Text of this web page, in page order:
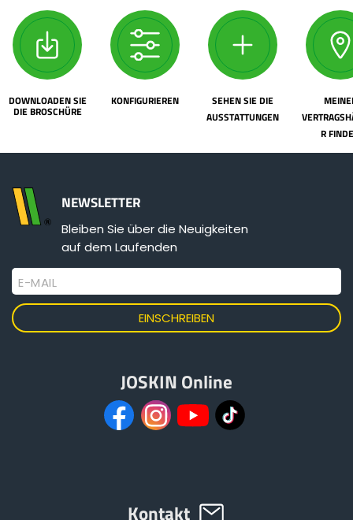
DOWNLOADEN SIE
DIE BROSCHÜRE
KONFIGURIEREN
SEHEN SIE DIE
AUSSTATTUNGEN
R
NEWSLETTER
Bleiben Sie über die Neuigkeiten
auf dem Laufenden
E-MAIL
JOSKIN Online
Kontakt